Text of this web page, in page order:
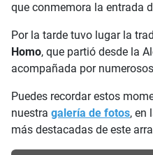
que conmemora la entrada
Por la tarde tuvo lugar la
Homo, que partió desde la
acompañada por
Puedes recordar estos
nuestra galería de fotos, en
más destacadas de este